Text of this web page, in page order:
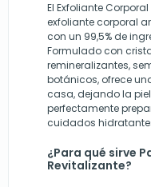
El Exfoliante
exfoliante corporal
con un 99,5% de
Formulado con
remineralizantes,
botánicos, ofrece
casa, dejando la
perfectamente
cuidados
¿Para qué sirve
Revitalizante?